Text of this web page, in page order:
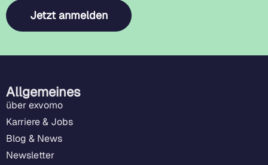
Jetzt anmelden
Allgemeines
über exvomo
Karriere & Jobs
Blog & News
Newsletter